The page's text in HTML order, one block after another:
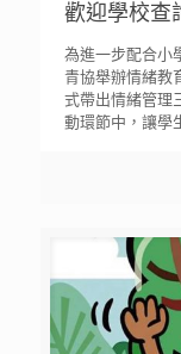
歡迎學校查
為進一步配合小
青協舉辦情緒教
式帶出情緒管理
動環節中，讓學